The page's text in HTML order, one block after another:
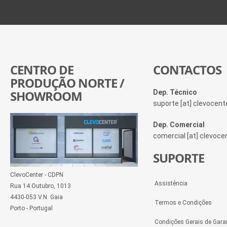
CENTRO DE
PRODUÇÃO NORTE /
SHOWROOM
ClevoCenter - CDPN
Rua 14 Outubro, 1013
4430-053 V.N. Gaia
Porto - Portugal
CONTACTOS
Dep. Técnico
suporte [at]
Dep. Comercial
comercial [at]
SUPORTE
Assistência
Termos e Condições
Condições Gerais de